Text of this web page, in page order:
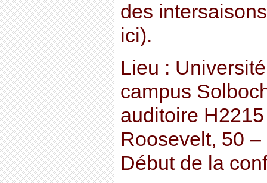
des
ici).
Lieu :
campus
auditoire
Roosevelt, 50
Début de la